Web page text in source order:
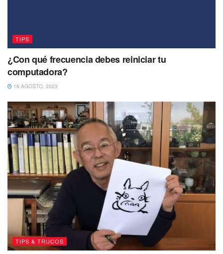
TIPS
¿Con qué frecuencia debes reiniciar tu
computadora?
16 AGOSTO, 2023
TIPS & TRUCOS